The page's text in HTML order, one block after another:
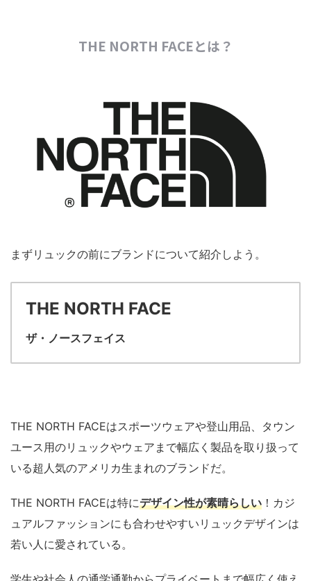
THE NORTH FACEとは？
まずリュックの前にブランドについて紹介しよう。
THE NORTH FACE
ザ・ノースフェイス
THE NORTH FACEはスポーツウェアや登山用品、タウン
ユース用のリュックやウェアまで幅広く製品を取り扱って
いる超人気のアメリカ生まれのブランドだ。
THE NORTH FACEは特にデザイン性が素晴らしい ！カジ
ュアルファッションにも合わせやすいリュックデザインは
若い人に愛されている。